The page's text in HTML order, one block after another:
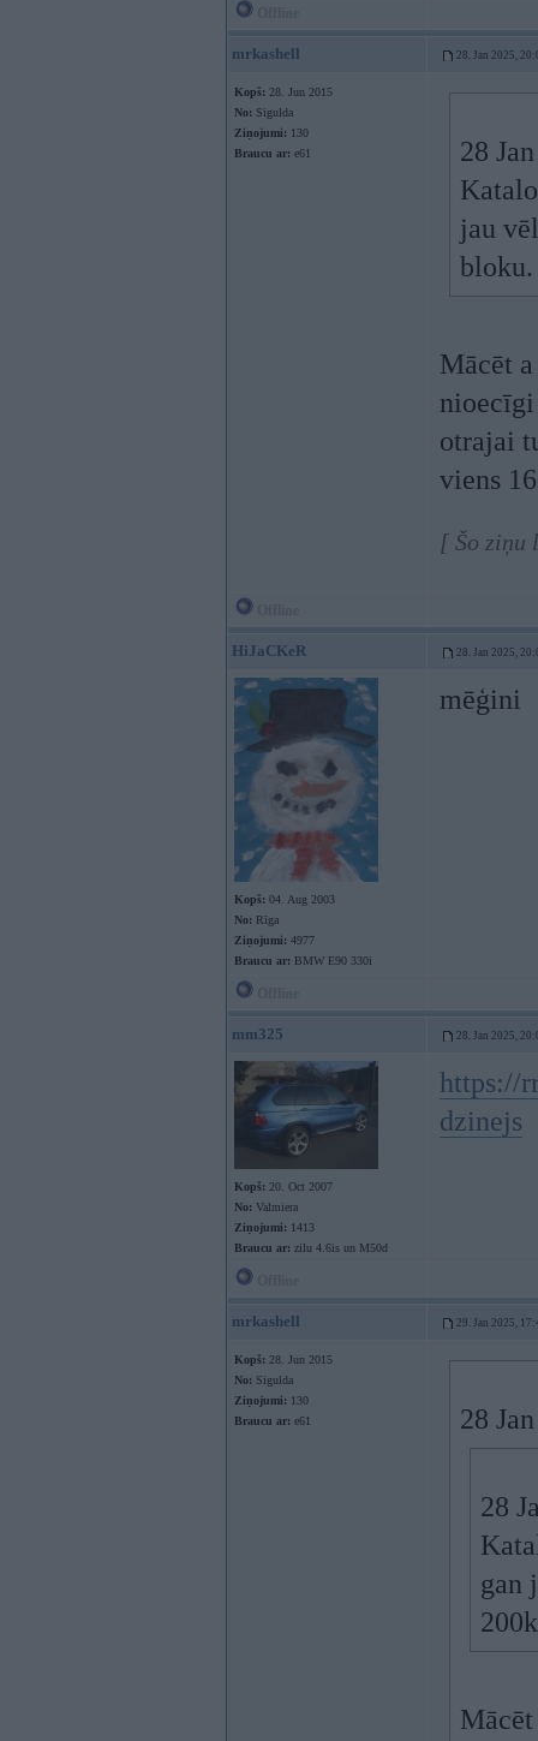
mrkashell 28. Jan 2025,
Kopš: 28. Jun 2015
No: Sigulda
Ziņojumi: 130
Braucu ar: e61
28
jau
bloku.
Mācēt
nioecīgi
otrajai
viens
[ Šo ziņu
HiJaCKeR 28. Jan 2025,
Kopš: 04. Aug 2003
No: Rīga
Ziņojumi: 4977
Braucu ar: BMW E90 330i
mēģini
mm325 28. Jan 2025,
Kopš: 20. Oct 2007
No: Valmiera
Ziņojumi: 1413
Braucu ar: zilu 4.6is un M50d
https://
dzinejs
mrkashell 29. Jan 2025,
Kopš: 28. Jun 2015
No: Sigulda
Ziņojumi: 130
Braucu ar: e61 28
28
gan